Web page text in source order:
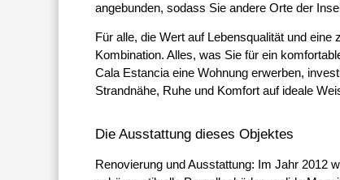
angebunden, sodass Sie andere Orte der
Für alle, die Wert auf Lebensqualität und
Kombination. Alles, was Sie für ein
Cala Estancia eine Wohnung erwerben,
Strandnähe, Ruhe und Komfort auf ideale
Die Ausstattung dieses Objektes
Renovierung und Ausstattung: Im Jahr 2012